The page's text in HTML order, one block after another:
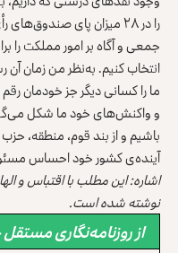
را در ۲۸ میزان پای
جمعی و آگاه بر امور مملکت را
انتخاب کنیم. به‌نظر من زمان
ما را کسانی دیگر جز خودمان
و واکنش‌های خود ما شکل
باشیم و از بند قوم، منطقه،
آینده‌ی کشور خود احساس
اشاره: این مطلب با اقتباس و
نوشته شده است.
از روزنامه‌نگاری